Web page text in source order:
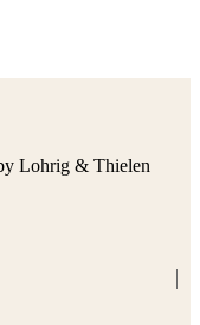
Lohrig & Thielen